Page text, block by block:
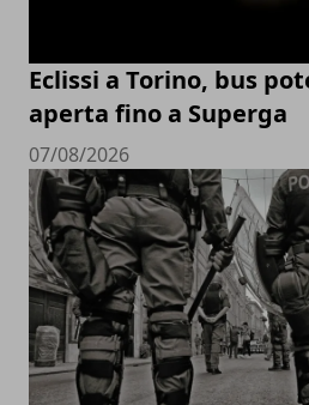
Eclissi a Torino, bus
aperta fino a Superga
07/08/2026